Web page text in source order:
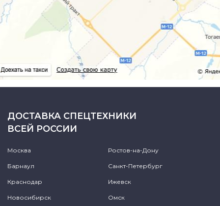
ДОСТАВКА СПЕЦТЕХНИКИ
ВСЕЙ РОССИИ
Москва Ростов-на-Дону
Барнаул Санкт-Петербург
Краснодар Ижевск
Новосибирск Омск